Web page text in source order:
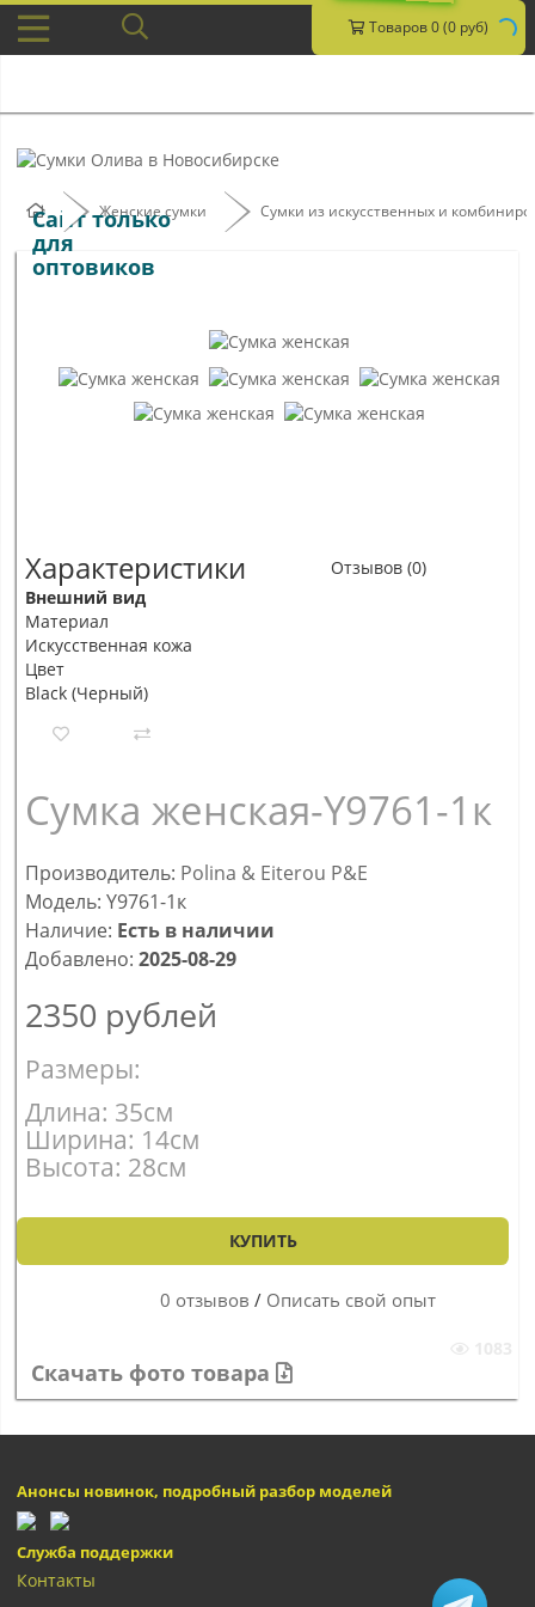
Товаров 0 (0 руб)
Сайт только
для
оптовиков
Женские сумки Сумки из искусственных и
Характеристики
Отзывов (0)
Внешний вид
Материал
Искусственная кожа
Цвет
Black (Черный)
Сумка женская-Y9761-1к
Производитель: Polina & Eiterou P&E
Модель: Y9761-1к
Наличие: Есть в наличии
Добавлено: 2025-08-29
2350 рублей
Размеры:
Длина: 35см
Ширина: 14см
Высота: 28см
КУПИТЬ
0 отзывов / Описать свой опыт
Скачать фото товара
Анонсы новинок, подробный разбор моделей
Служба поддержки
Контакты